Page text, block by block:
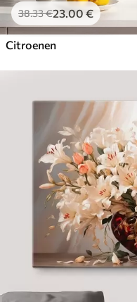
38.33€23.00 €
Citroenen